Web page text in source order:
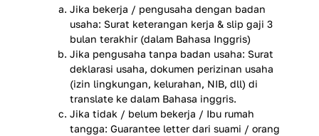
Jika bekerja / pengusaha dengan badan
usaha: Surat keterangan kerja & slip gaji 3
bulan terakhir (dalam Bahasa Inggris)
Jika pengusaha tanpa badan usaha: Surat
deklarasi usaha, dokumen perizinan usaha
(izin lingkungan, kelurahan, NIB, dll) di
translate ke dalam Bahasa inggris.
Jika tidak / belum bekerja / Ibu rumah
tangga: Guarantee letter dari suami / orang